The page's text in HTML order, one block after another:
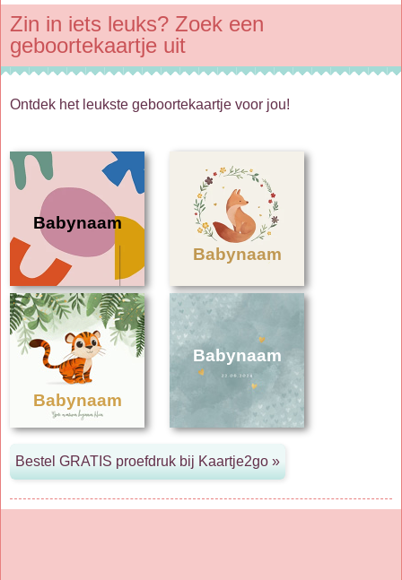
Zin in iets leuks? Zoek een
geboortekaartje uit
Ontdek het leukste geboortekaartje voor jou!
Babynaam
Babynaam
Babynaam
Babynaam